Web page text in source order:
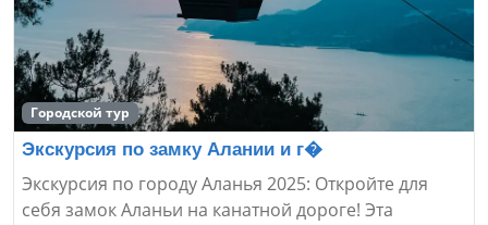
Городской тур
Экскурсия по замку Алании и г�
Экскурсия по городу Аланья 2025: Откройте для
себя замок Аланьи на канатной дороге! Эта